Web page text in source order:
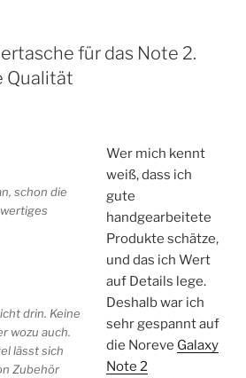
für das Note 2.
Qualität
schon die
drin. Keine
wozu auch.
lässt sich
Zubehör
Wer mich kennt
weiß, dass ich
gute
handgearbeitete
Produkte schätze,
und das ich Wert
auf Details lege.
Deshalb war ich
sehr gespannt auf
die Noreve Galaxy
Note 2